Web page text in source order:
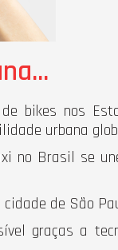
bikes nos
urbana
no Brasil se
de São
graças a